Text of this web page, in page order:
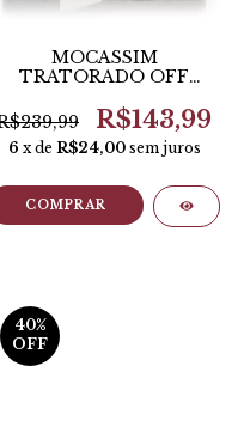
MOCASSIM
TRATORADO OFF
R$143,99
6 x de R$24,00 sem juros
COMPRAR
40%
OFF